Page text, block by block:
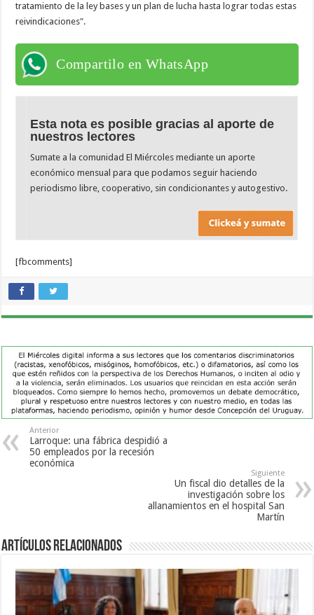
tratamiento de la ley bases y un plan de lucha hasta lograr todas estas
reivindicaciones".
Compartilo en WhatsApp
Esta nota es posible gracias al aporte de
nuestros lectores
Sumate a la comunidad El Miércoles mediante un aporte
económico mensual para que podamos seguir haciendo
periodismo libre, cooperativo, sin condicionantes y autogestivo.
[fbcomments]
Anterior
Larroque: una fábrica despidió a
50 empleados por la recesión
económica
Siguiente
Un fiscal dio detalles de la
investigación sobre los
allanamientos en el hospital San
Martín
Artículos Relacionados